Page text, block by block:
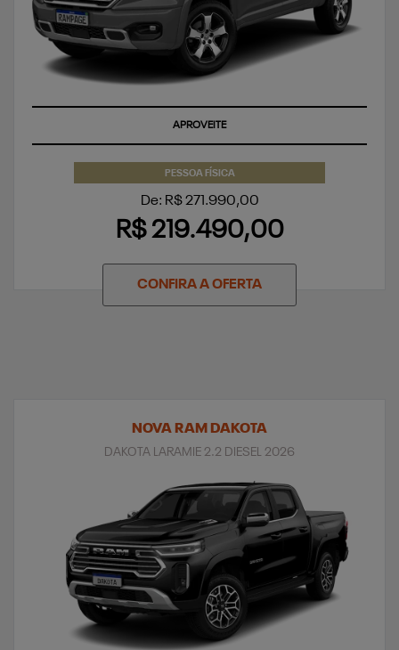
APROVEITE
PESSOA FÍSICA
De: R$ 271.990,00
R$ 219.490,00
CONFIRA A OFERTA
NOVA RAM DAKOTA
DAKOTA LARAMIE 2.2 DIESEL 2026